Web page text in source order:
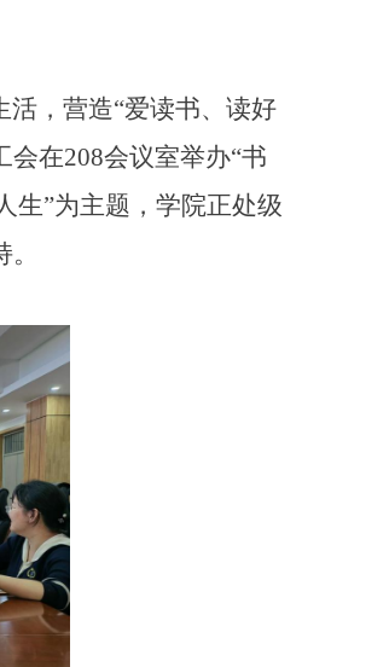
活，营造“爱读书、读好
在208会议室举办“书
生”为主题，学院正处级